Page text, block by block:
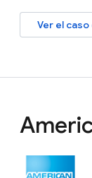
Ver el